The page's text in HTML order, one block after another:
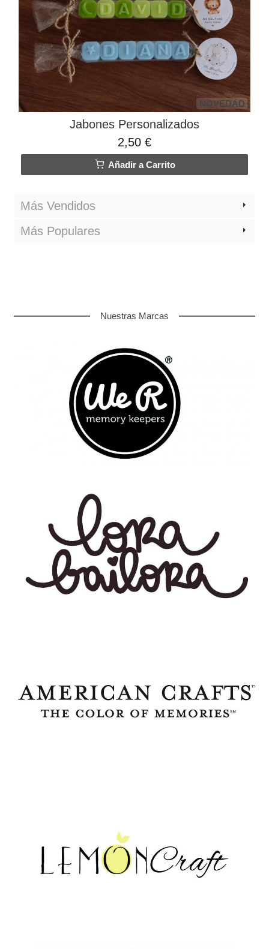
NOVEDAD
Jabones Personalizados
2,50 €
Añadir a Carrito
Más Vendidos
Más Populares
Nuestras Marcas